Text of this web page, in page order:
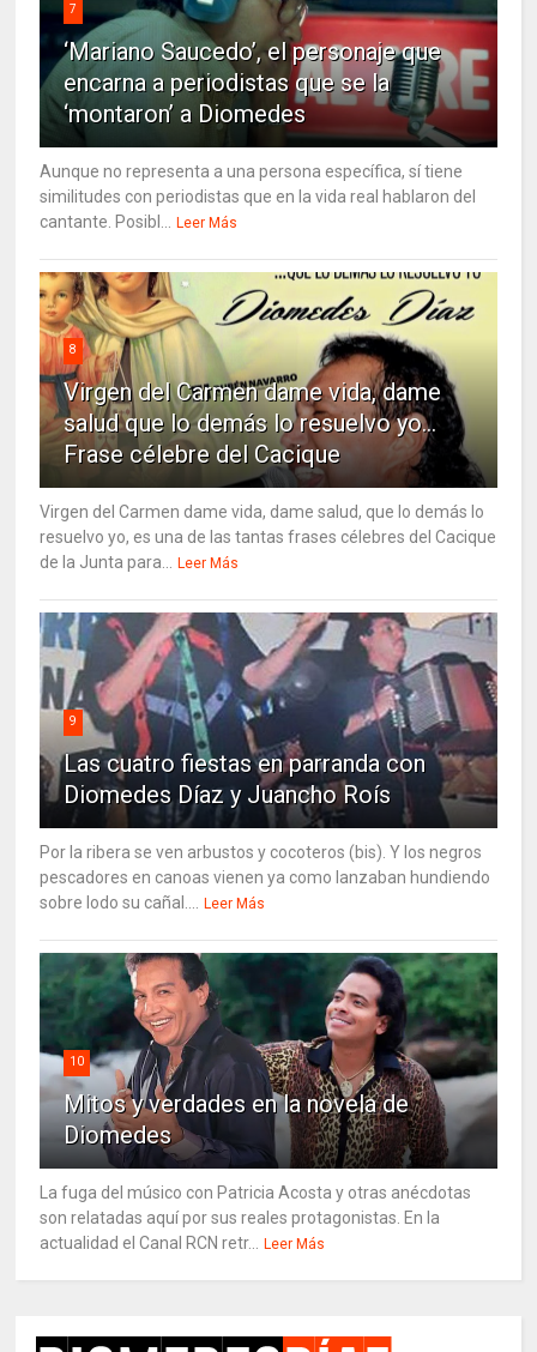
7
‘Mariano Saucedo’, el personaje que
encarna a periodistas que se la
‘montaron’ a Diomedes
Aunque no representa a una persona específica, sí tiene
similitudes con periodistas que en la vida real hablaron del
cantante. Posibl...
Leer Más
8
Virgen del Carmen dame vida, dame
salud que lo demás lo resuelvo yo…
Frase célebre del Cacique
Virgen del Carmen dame vida, dame salud, que lo demás lo
resuelvo yo, es una de las tantas frases célebres del Cacique
de la Junta para...
Leer Más
9
Las cuatro fiestas en parranda con
Diomedes Díaz y Juancho Roís
Por la ribera se ven arbustos y cocoteros (bis). Y los negros
pescadores en canoas vienen ya como lanzaban hundiendo
sobre lodo su cañal....
Leer Más
10
Mitos y verdades en la novela de
Diomedes
La fuga del músico con Patricia Acosta y otras anécdotas
son relatadas aquí por sus reales protagonistas. En la
actualidad el Canal RCN retr...
Leer Más